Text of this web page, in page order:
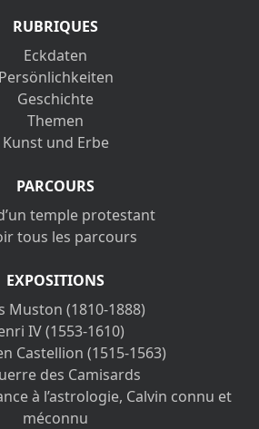
RUBRIQUES
Eckdaten
Persönlichkeiten
Geschichte
Themen
Kunst und Erbe
PARCOURS
temple protestant
tous les parcours
EXPOSITIONS
Muston (1810-1888)
IV (1553-1610)
Castellion (1515-1563)
des Camisards
à l’astrologie, Calvin connu et
méconnu